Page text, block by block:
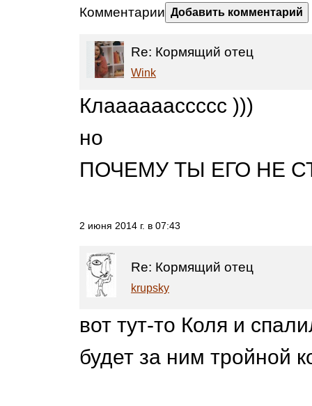
Комментарии Добавить комментарий
Re: Кормящий отец
Wink
Клаааааассссс )))
но
ПОЧЕМУ ТЫ ЕГО НЕ
2 июня 2014 г. в 07:43
Re: Кормящий отец
krupsky
вот тут-то Коля и
будет за ним тройной